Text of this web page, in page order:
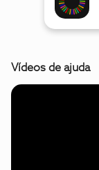
Vídeos de ajuda